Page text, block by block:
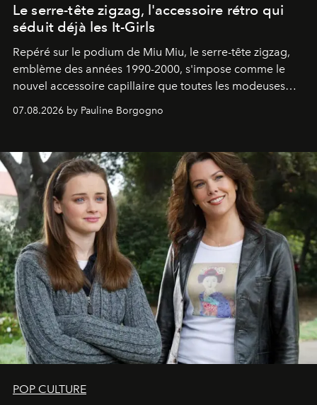
Le serre-tête zigzag, l'accessoire rétro qui
séduit déjà les It-Girls
Repéré sur le podium de Miu Miu, le serre-tête zigzag,
emblème des années 1990-2000, s'impose comme le
nouvel accessoire capillaire que toutes les modeuses
07.08.2026 by Pauline Borgogno
POP CULTURE